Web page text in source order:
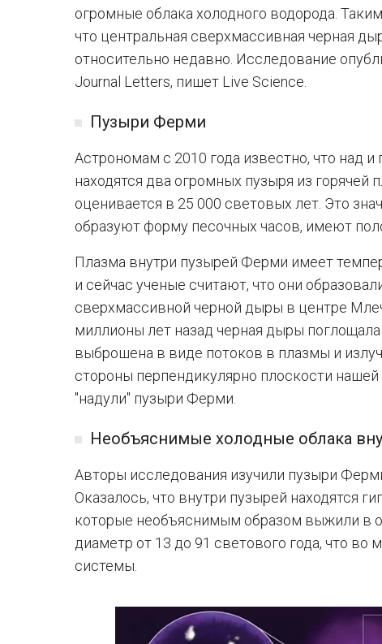
огромные облака холодного водорода.
что центральная сверхмассивная черная
относительно недавно. Исследование
Journal Letters, пишет Live Science.
Пузыри Ферми
Астрономам с 2010 года известно, что над
находятся два огромных пузыря из горячей
оценивается в 25 000 световых лет. Это
образуют форму песочных часов, имеют
Плазма внутри пузырей Ферми имеет
и сейчас ученые считают, что они
сверхмассивной черной дыры в центре
миллионы лет назад черная дыры
выброшена в виде потоков в плазмы и
стороны перпендикулярно плоскости
"надули" пузыри Ферми.
Необъяснимые холодные облака
Авторы исследования изучили пузыри
Оказалось, что внутри пузырей находятся
которые необъяснимым образом выжили в
диаметр от 13 до 91 светового года, что
системы.